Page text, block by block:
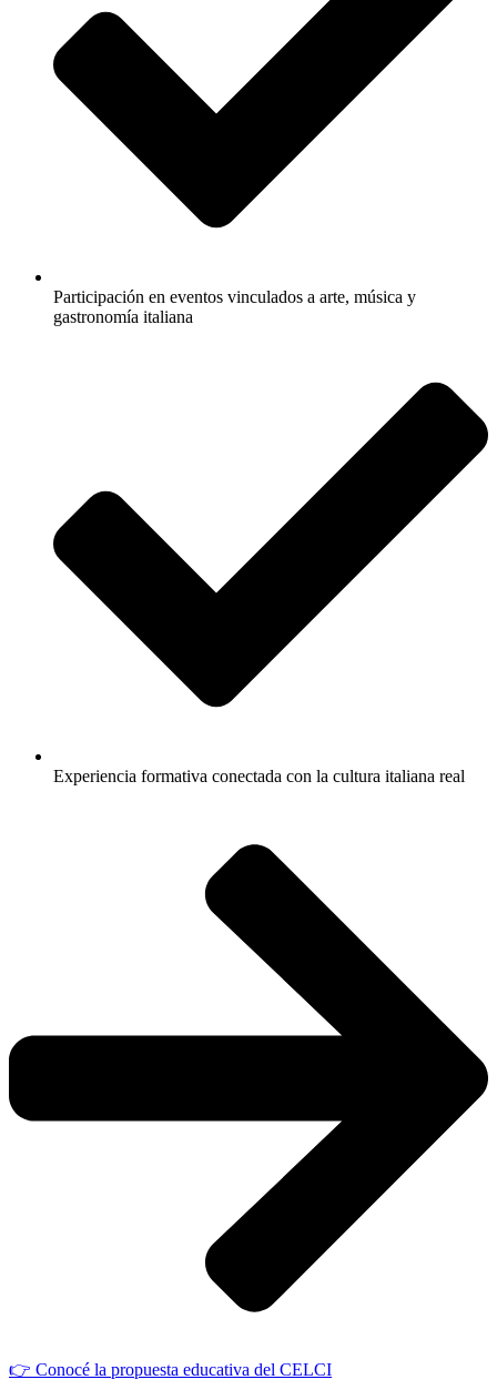
Participación en eventos vinculados a arte, música y
gastronomía italiana
Experiencia formativa conectada con la cultura italiana real
👉 Conocé la propuesta educativa del CELCI